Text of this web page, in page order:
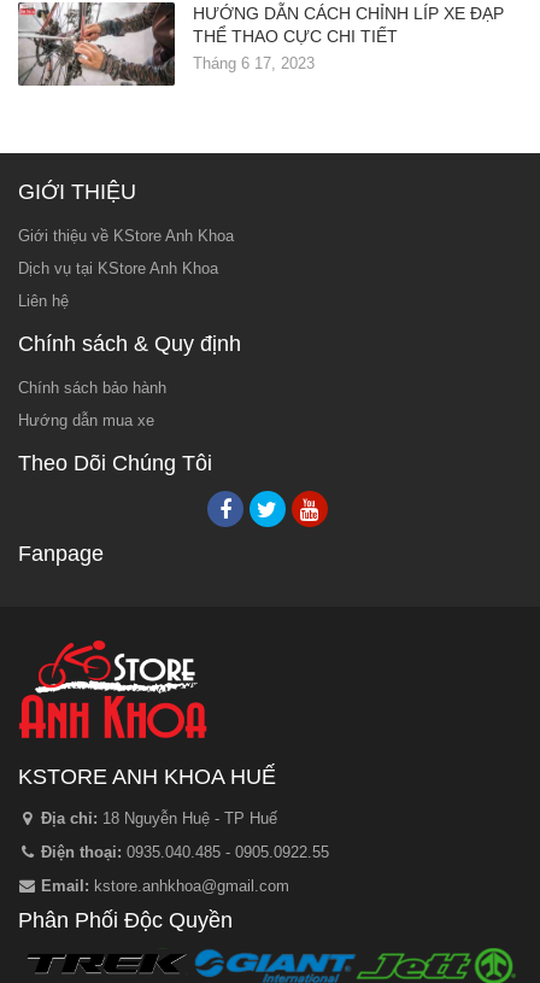
HƯỚNG DẪN CÁCH CHỈNH LÍP XE ĐẠP
THỂ THAO CỰC CHI TIẾT
Tháng 6 17, 2023
GIỚI THIỆU
Giới thiệu về KStore Anh Khoa
Dịch vụ tại KStore Anh Khoa
Liên hệ
Chính sách & Quy định
Chính sách bảo hành
Hướng dẫn mua xe
Theo Dõi Chúng Tôi
Fanpage
KSTORE ANH KHOA HUẾ
Địa chỉ: 18 Nguyễn Huệ - TP Huế
Điện thoại: 0935.040.485 - 0905.0922.55
Email: kstore.anhkhoa@gmail.com
Phân Phối Độc Quyền